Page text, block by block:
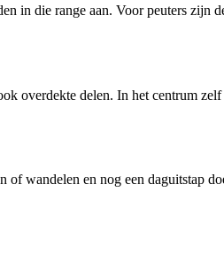
in die range aan. Voor peuters zijn
overdekte delen. In het centrum
wandelen en nog een daguitstap